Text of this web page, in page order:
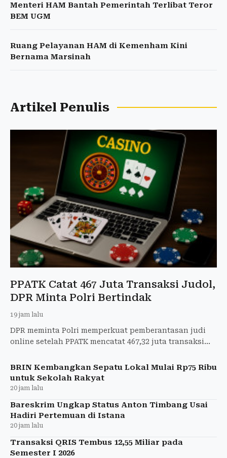
Menteri HAM Bantah Pemerintah Terlibat Teror
BEM UGM
Ruang Pelayanan HAM di Kemenham Kini
Bernama Marsinah
Artikel Penulis
PPATK Catat 467 Juta Transaksi Judol,
DPR Minta Polri Bertindak
19 jam lalu
DPR meminta Polri memperkuat pemberantasan judi
online setelah PPATK mencatat 467,32 juta transaksi
BRIN Kembangkan Sepatu Lokal Mulai Rp75 Ribu
untuk Sekolah Rakyat
20 jam lalu
Bareskrim Ungkap Status Anton Timbang Usai
Hadiri Pertemuan di Istana
20 jam lalu
Transaksi QRIS Tembus 12,55 Miliar pada
Semester I 2026